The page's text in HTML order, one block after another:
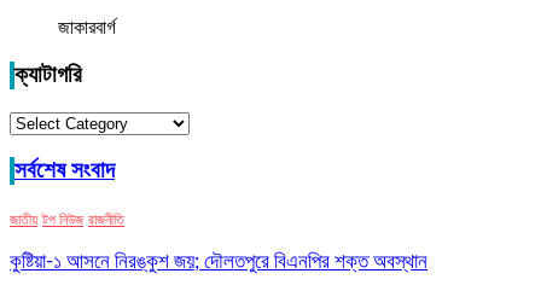
জাকারবার্গ
ক্যাটাগরি
ক্যাটাগরি
সর্বশেষ সংবাদ
জাতীয় টপ নিউজ রাজনীতি
কুষ্টিয়া-১ আসনে নিরঙ্কুশ জয়; দৌলতপুরে বিএনপির শক্ত অবস্থান